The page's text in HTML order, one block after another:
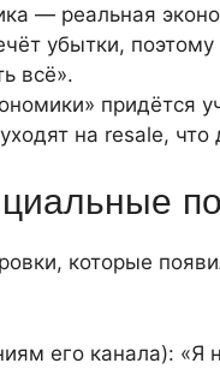
— реальная
убытки,
всё».
придётся
на resale, что
которые
его канала):